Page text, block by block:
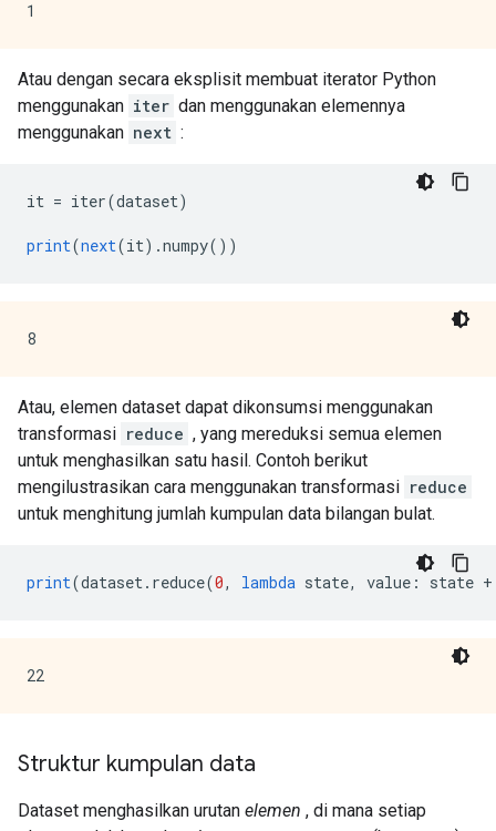
Atau dengan secara eksplisit membuat iterator Python
menggunakan iter dan menggunakan elemennya
menggunakan next :
it = iter(dataset)
print(next(it).numpy())
Atau, elemen dataset dapat dikonsumsi menggunakan
transformasi reduce , yang mereduksi semua elemen
untuk menghasilkan satu hasil. Contoh berikut
mengilustrasikan cara menggunakan transformasi reduce
untuk menghitung jumlah kumpulan data bilangan bulat.
print(dataset. reduce(0, lambda state, value : state +
Struktur kumpulan data
Dataset menghasilkan urutan elemen , di mana setiap